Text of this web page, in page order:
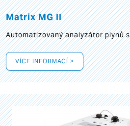
Matrix MG II
Automatizovaný analyzátor plynů
VÍCE INFORMACÍ >